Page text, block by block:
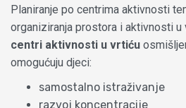
Planiranje po centrima aktivnosti
organiziranja prostora i aktivnosti u
centri aktivnosti u vrtiću
omogućuju djeci:
samostalno istraživanje
razvoj koncentracije